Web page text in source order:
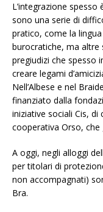
L’integrazione
sono una serie di
pratico, come la
burocratiche, ma
pregiudizi che spesso
creare legami
Nell’Albese e nel
finanziato dalla
iniziative sociali Cis,
cooperativa Orso, che
A oggi, negli alloggi
per titolari di
non accompagnati)
Bra.